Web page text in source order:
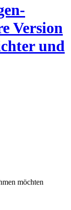
Version
und
möchten